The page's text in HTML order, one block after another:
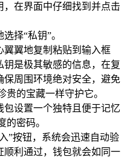
，在界面中仔细找到并点击
择“私钥”。
翼地复制粘贴到输入框
是极其敏感的信息，在复
周围环境绝对安全，避免
贵的宝藏一样守护它。
设置一个独特且便于记忆
的密码。
”按钮，系统会迅速自动验
利通过，钱包就会如同一